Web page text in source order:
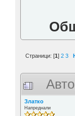
Страници: [1] 2 3
Златко
Напреднали